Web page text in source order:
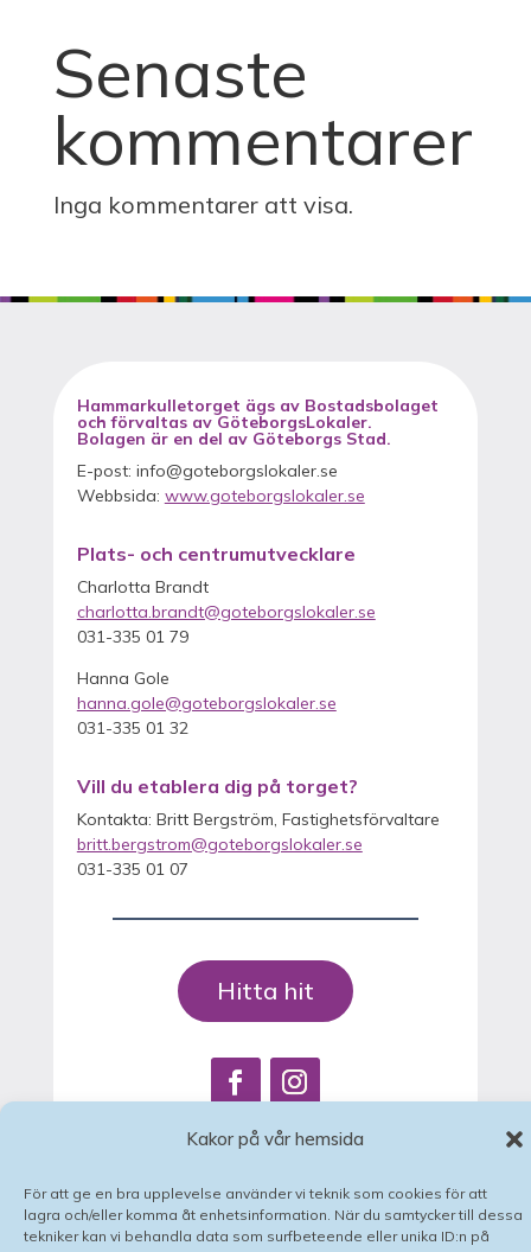
Kakor på vår hemsida
För att ge en bra upplevelse använder vi teknik som cookies för att
lagra och/eller komma åt enhetsinformation. När du samtycker till dessa
tekniker kan vi behandla data som surfbeteende eller unika ID:n på
Senaste
kommentarer
Inga kommentarer att visa.
Hammarkulletorget ägs av Bostadsbolaget
och förvaltas av GöteborgsLokaler.
Bolagen är en del av Göteborgs Stad.
E-post: info@goteborgslokaler.se
Webbsida: www.goteborgslokaler.se
Plats- och centrumutvecklare
Charlotta Brandt
charlotta.brandt@goteborgslokaler.se
031-335 01 79
Hanna Gole
hanna.gole@goteborgslokaler.se
031-335 01 32
Vill du etablera dig på torget?
Kontakta: Britt Bergström, Fastighetsförvaltare
britt.bergstrom@goteborgslokaler.se
031-335 01 07
Hitta hit
Cookies och personuppgifter